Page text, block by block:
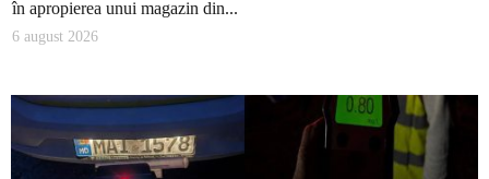
în apropierea unui magazin din...
6 august 2026